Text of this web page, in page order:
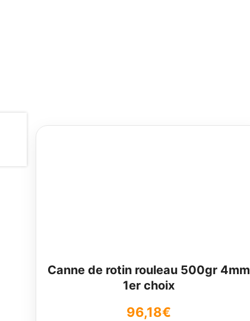
Canne de rotin rouleau 500gr 4mm
1er choix
96,18€